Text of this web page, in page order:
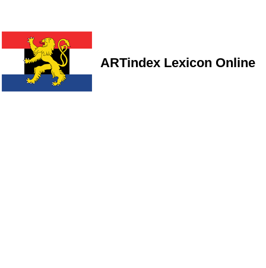
ARTindex Lexicon Online